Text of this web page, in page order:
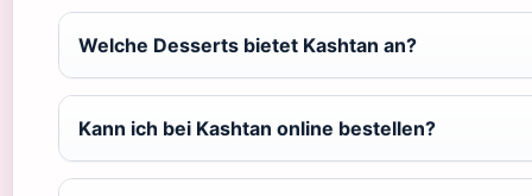
Welche Desserts bietet Kashtan an?
Kann ich bei Kashtan online bestellen?